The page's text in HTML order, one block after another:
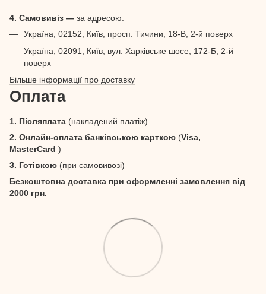
4. Самовивіз — за адресою:
Україна, 02152, Київ, просп. Тичини, 18-В, 2-й поверх
Україна, 02091, Київ, вул. Харківське шосе, 172-Б, 2-й
поверх
Більше інформації про доставку
Оплата
1. Післяплата (накладений платіж)
2. Онлайн-оплата банківською карткою (Visa,
MasterCard )
3. Готівкою (при самовивозі)
Безкоштовна доставка при оформленні замовлення від
2000 грн.